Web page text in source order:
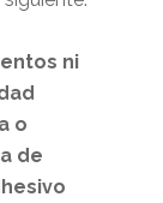
ni
o
de